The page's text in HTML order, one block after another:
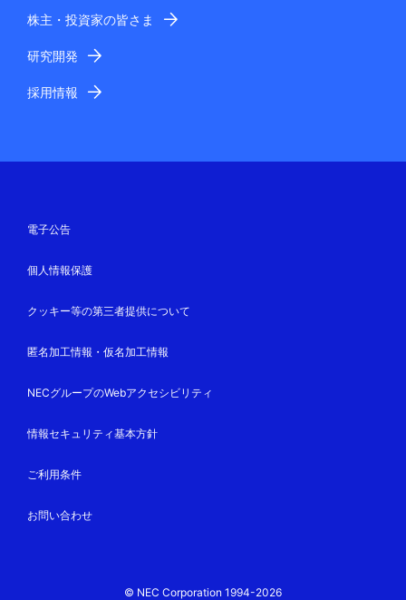
株主・投資家の皆さま
研究開発
採用情報
電子公告
個人情報保護
クッキー等の第三者提供について
匿名加工情報・仮名加工情報
NECグループのWebアクセシビリティ
情報セキュリティ基本方針
ご利用条件
お問い合わせ
© NEC Corporation 1994-2026